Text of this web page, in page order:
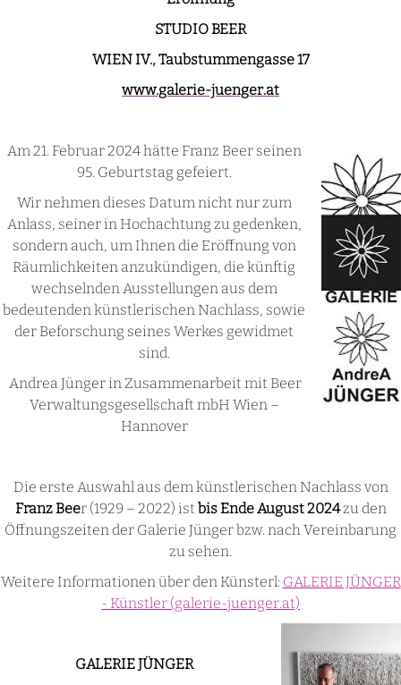
STUDIO BEER
WIEN IV., Taubstummengasse 17
www.galerie-juenger.at
Am 21. Februar 2024 hätte Franz Beer seinen
95. Geburtstag gefeiert.
Wir nehmen dieses Datum nicht nur zum
Anlass, seiner in Hochachtung zu gedenken,
sondern auch, um Ihnen die Eröffnung von
Räumlichkeiten anzukündigen, die künftig
wechselnden Ausstellungen aus dem
bedeutenden künstlerischen Nachlass, sowie
der Beforschung seines Werkes gewidmet
sind.
Andrea Jünger in Zusammenarbeit mit Beer
Verwaltungsgesellschaft mbH Wien –
Hannover
Die erste Auswahl aus dem künstlerischen Nachlass von
Franz Beer (1929 – 2022) ist bis Ende August 2024zu den
Öffnungszeiten der Galerie Jünger bzw. nach Vereinbarung
zu sehen.
Weitere Informationen über den Künsterl: GALERIE JÜNGER
- Künstler (galerie-juenger.at)
GALERIE JÜNGER